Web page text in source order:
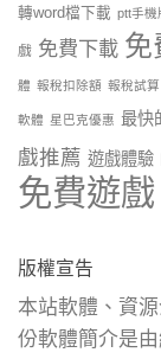
轉word檔下載 ptt手機
戲 免費下載 免
體 報稅扣除額 報稅試算
軟體 星巴克優惠 最快
戲推薦 遊戲體驗
免費遊戲
版權宣告
本站軟體、資
份軟體簡介是